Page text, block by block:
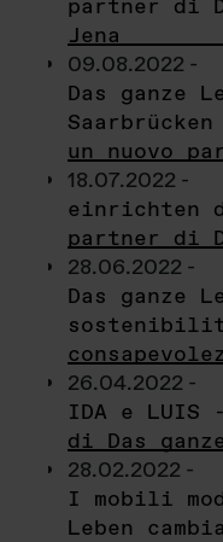
partner di
Jena
09.08.2022 -
Das ganze
un nuovo
18.07.2022 -
einrichten
partner di
28.06.2022 -
Das ganze
26.04.2022 -
IDA e
di Das
28.02.2022 -
I mobili
Leben